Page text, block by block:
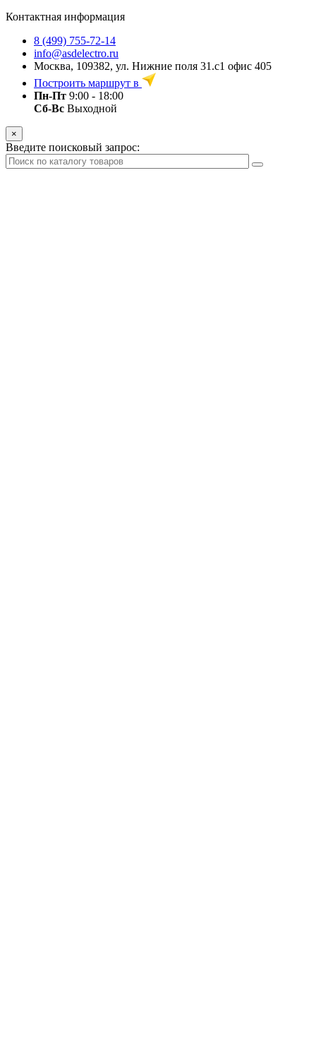
Контактная информация
8 (499) 755-72-14
info@asdelectro.ru
Москва, 109382, ул. Нижние поля 31.с1 офис 405
Построить маршрут в
Пн-Пт 9:00 - 18:00
Сб-Вс Выходной
×
Введите поисковый запрос: